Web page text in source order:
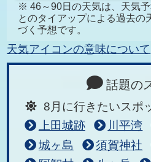
※ 46～90日の天気は、天気
とのタイアップによる過去の
づく予想です。
天気アイコンの意味について
話題の
8月に行きたいスポ
上田城跡
川平湾
城ヶ島
須賀神社